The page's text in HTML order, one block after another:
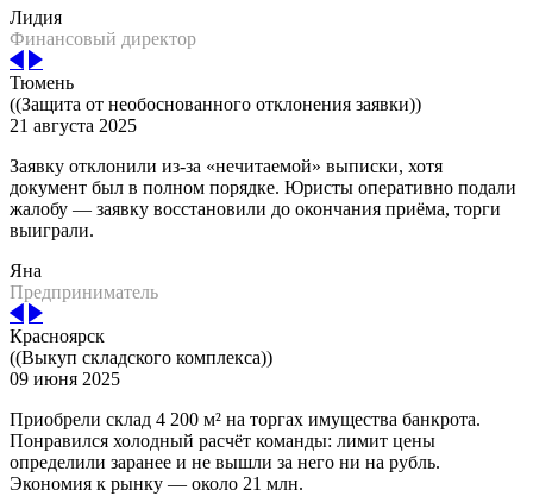
Лидия
Финансовый директор
Тюмень
((Защита от необоснованного отклонения заявки))
21 августа 2025
Заявку отклонили из-за «нечитаемой» выписки, хотя
документ был в полном порядке. Юристы оперативно подали
жалобу — заявку восстановили до окончания приёма, торги
выиграли.
Яна
Предприниматель
Красноярск
((Выкуп складского комплекса))
09 июня 2025
Приобрели склад 4 200 м² на торгах имущества банкрота.
Понравился холодный расчёт команды: лимит цены
определили заранее и не вышли за него ни на рубль.
Экономия к рынку — около 21 млн.